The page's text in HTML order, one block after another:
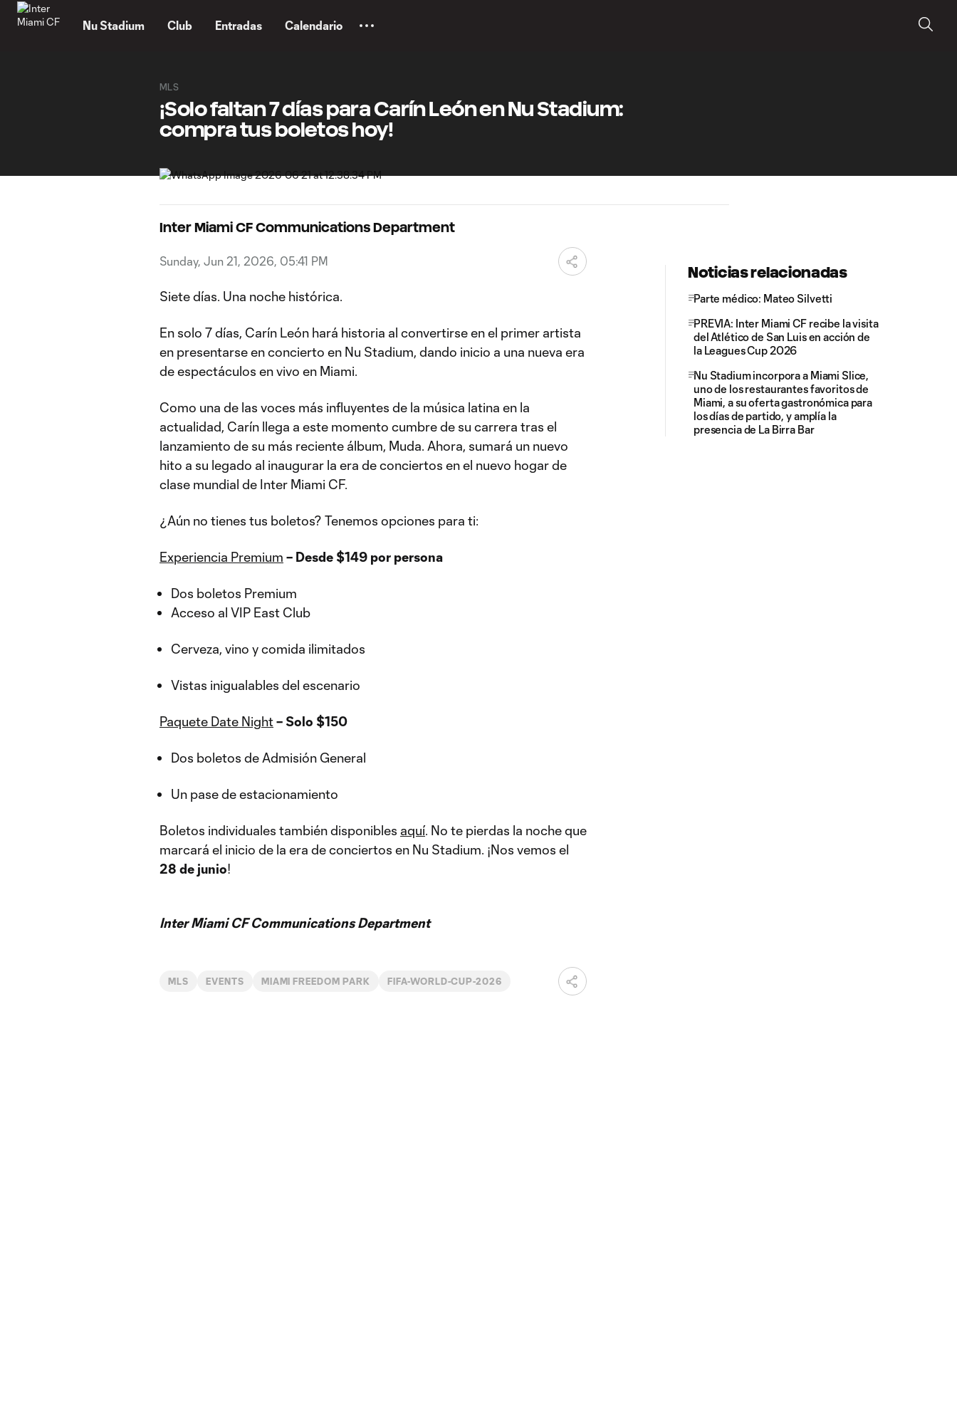
Nu Stadium Club Entradas Calendario
MLS
¡Solo faltan 7 días para Carín León en Nu Stadium:
compra tus boletos hoy!
Inter Miami CF Communications Department
Sunday, Jun 21, 2026, 05:41 PM
Siete días. Una noche histórica.
En solo 7 días, Carín León hará historia al convertirse en el primer artista
en presentarse en concierto en Nu Stadium, dando inicio a una nueva era
de espectáculos en vivo en Miami.
Como una de las voces más influyentes de la música latina en la
actualidad, Carín llega a este momento cumbre de su carrera tras el
lanzamiento de su más reciente álbum, Muda. Ahora, sumará un nuevo
hito a su legado al inaugurar la era de conciertos en el nuevo hogar de
clase mundial de Inter Miami CF.
¿Aún no tienes tus boletos? Tenemos opciones para ti:
Experiencia Premium – Desde $149 por persona
Dos boletos Premium
Acceso al VIP East Club
Cerveza, vino y comida ilimitados
Vistas inigualables del escenario
Paquete Date Night– Solo $150
Dos boletos de Admisión General
Un pase de estacionamiento
Boletos individuales también disponibles aquí. No te pierdas la noche que
marcará el inicio de la era de conciertos en Nu Stadium. ¡Nos vemos el
28 de junio!
Inter Miami CF Communications Department
MLS EVENTS MIAMI FREEDOM PARK FIFA-WORLD-CUP-2026
Noticias relacionadas
Parte médico: Mateo Silvetti
PREVIA: Inter Miami CF recibe la visita
del Atlético de San Luis en acción de
la Leagues Cup 2026
Nu Stadium incorpora a Miami Slice,
uno de los restaurantes favoritos de
Miami, a su oferta gastronómica para
los días de partido, y amplía la
presencia de La Birra Bar